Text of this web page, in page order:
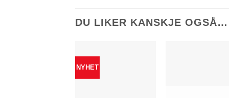
DU LIKER KANSKJE OGSÅ…
NYHET